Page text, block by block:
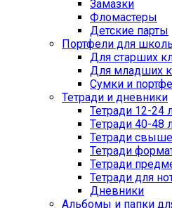
Замазки
Фломастеры
Детские парты
Портфели для
Для старших
Для младших
Сумки и
Тетради и дневники
Тетради 12-24
Тетради 40-48
Тетради
Тетради
Тетради
Тетради для
Дневники
Альбомы и папки